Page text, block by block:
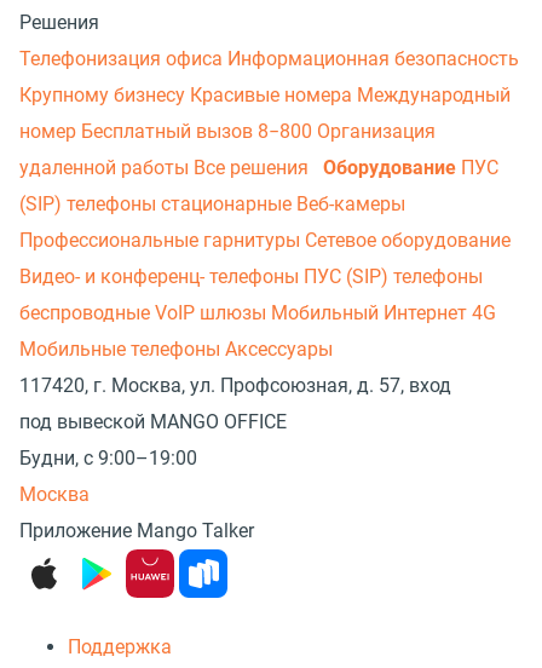
Решения
Телефонизация офиса Информационная безопасность
Крупному бизнесу Красивые номера Международный
номер Бесплатный вызов 8−800 Организация
удаленной работы Все решения Оборудование ПУС
(SIP) телефоны стационарные Веб-камеры
Профессиональные гарнитуры Сетевое оборудование
Видео- и конференц- телефоны ПУС (SIP) телефоны
беспроводные VoIP шлюзы Мобильный Интернет 4G
Мобильные телефоны Аксессуары
117420, г. Москва, ул. Профсоюзная, д. 57, вход
под вывеской MANGO OFFICE
Будни, с 9:00–19:00
Москва
Приложение Mango Talker
Поддержка